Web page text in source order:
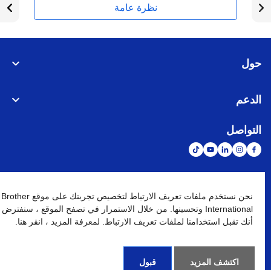
نظرة عامة
حول
الدعم
التواصل
الشبكة العالمية
نهج الخصوصية شروط الإستخدام خريطة الموقع الإنتقال إلى الموقع العالمي
كافة الحقوق محفوظة. BROTHER INTERNATIONAL (GULF) FZE
2026
نحن نستخدم ملفات تعريف الارتباط لتخصيص تجربتك على موقع Brother
International وتحسينها. من خلال الاستمرار في تصفح الموقع ، سنفترض
أنك تقبل استخدامنا لملفات تعريف الارتباط. لمعرفة المزيد ، انقر هنا.
اكتشف المزيد قبول